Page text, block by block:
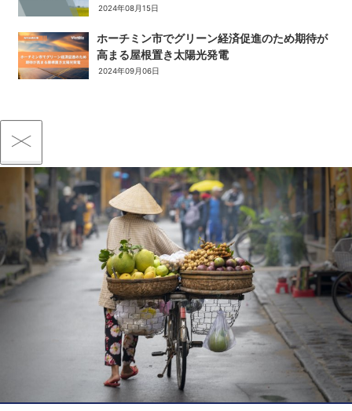
2024年08月15日
ホーチミン市でグリーン経済促進のため期待が
高まる屋根置き太陽光発電
2024年09月06日